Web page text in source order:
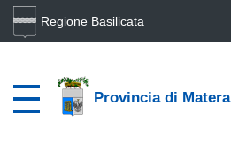
Regione Basilicata
Provincia di Matera